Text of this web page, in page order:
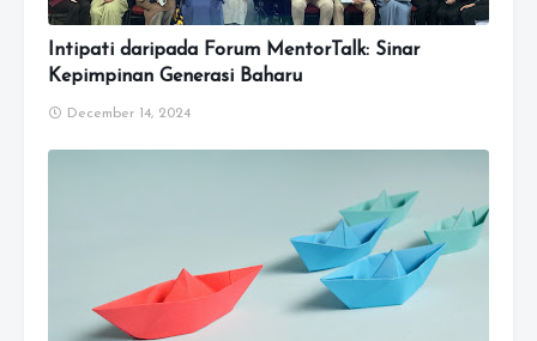
Intipati daripada Forum MentorTalk: Sinar
Kepimpinan Generasi Baharu
December 14, 2024